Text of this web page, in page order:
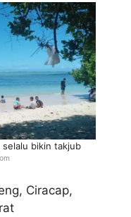
selalu bikin takjub
Ciracap,